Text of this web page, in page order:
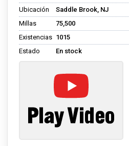
Ubicación
Saddle Brook, NJ
Millas
75,500
Existencias 1015
Estado
En stock